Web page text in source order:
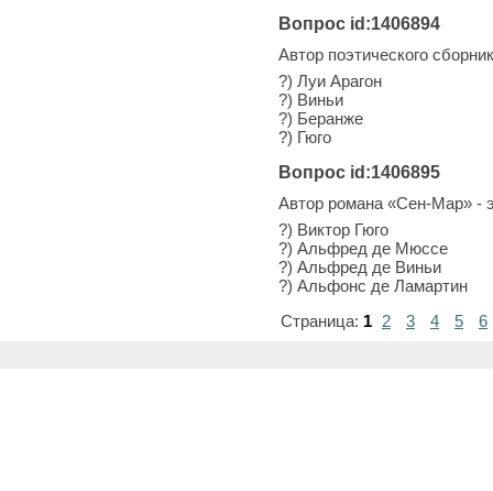
Вопрос id:1406894
Автор поэтического
?) Луи Арагон
?) Виньи
?) Беранже
?) Гюго
Вопрос id:1406895
Автор романа «Сен-Мар» -
?) Виктор Гюго
?) Альфред де Мюссе
?) Альфред де Виньи
?) Альфонс де Ламартин
Страница: 1 2 3 4 5 6